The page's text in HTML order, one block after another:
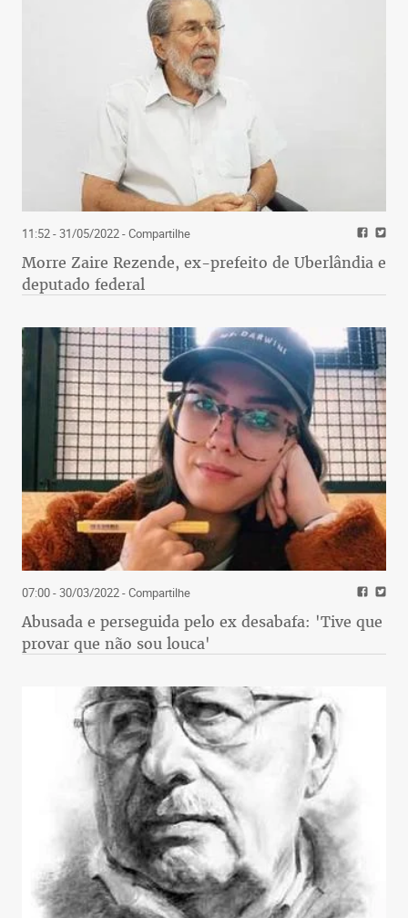
11:52 - 31/05/2022- Compartilhe
Morre Zaire Rezende, ex-prefeito de Uberlândia e
deputado federal
07:00 - 30/03/2022- Compartilhe
Abusada e perseguida pelo ex desabafa: 'Tive que
provar que não sou louca'